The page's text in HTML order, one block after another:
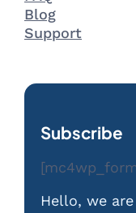
Blog
Support
Subscribe
Hello, we